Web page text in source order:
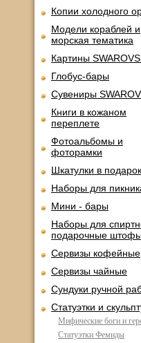
Копии холодного
Модели кораблей и
морская тематика
Картины
Глобус-бары
Сувениры
Книги в кожаном
переплете
Фотоальбомы и
фоторамки
Шкатулки в подарок
Наборы для
Мини - бары
Наборы для
подарочные
Сервизы кофейные
Сервизы чайные
Сундуки ручной
Статуэтки и
Мифические боги и
Статуэтки Фемиды